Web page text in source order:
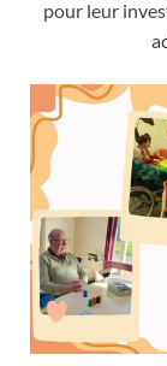
pour leur